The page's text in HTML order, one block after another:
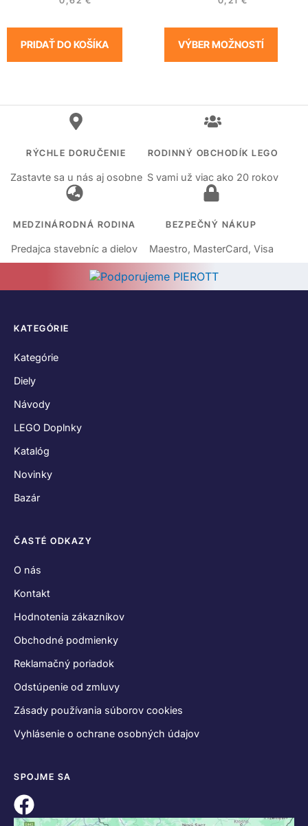
PRIDAŤ DO KOŠÍKA VÝBER MOŽNOSTÍ
RÝCHLE DORUČENIE
Zastavte sa u nás aj osobne
RODINNÝ OBCHODÍK LEGO
S vami už viac ako 20 rokov
MEDZINÁRODNÁ RODINA
Predajca stavebníc a dielov
BEZPEČNÝ NÁKUP
Maestro, MasterCard, Visa
KATEGÓRIE
Kategórie
Diely
Návody
LEGO Doplnky
Katalóg
Novinky
Bazár
ČASTÉ ODKAZY
O nás
Kontakt
Hodnotenia zákazníkov
Obchodné podmienky
Reklamačný poriadok
Odstúpenie od zmluvy
Zásady používania súborov cookies
Vyhlásenie o ochrane osobných údajov
SPOJME SA